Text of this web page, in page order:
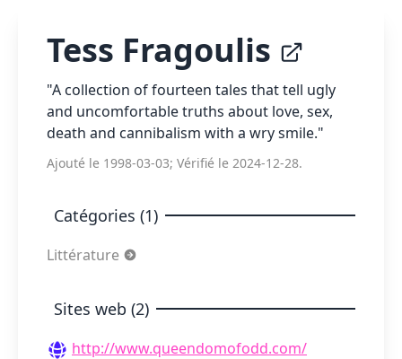
Tess Fragoulis
"A collection of fourteen tales that tell ugly
and uncomfortable truths about love, sex,
death and cannibalism with a wry smile."
Ajouté le 1998-03-03; Vérifié le 2024-12-28.
Catégories (1)
Littérature
Sites web (2)
http://www.queendomofodd.com/